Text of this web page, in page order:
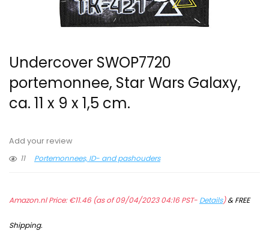
Undercover SWOP7720
portemonnee, Star Wars Galaxy,
ca. 11 x 9 x 1,5 cm.
Add your review
11
Portemonnees, ID- and pashouders
Amazon.nl Price:€11.46(as of 09/04/2023 04:16 PST- Details)&FREE
Shipping.